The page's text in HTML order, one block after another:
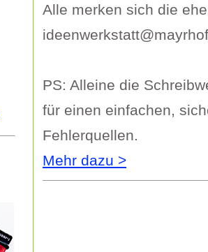
Alle merken sich die
PS: Alleine die
für einen einfachen,
Fehlerquellen.
Mehr dazu >